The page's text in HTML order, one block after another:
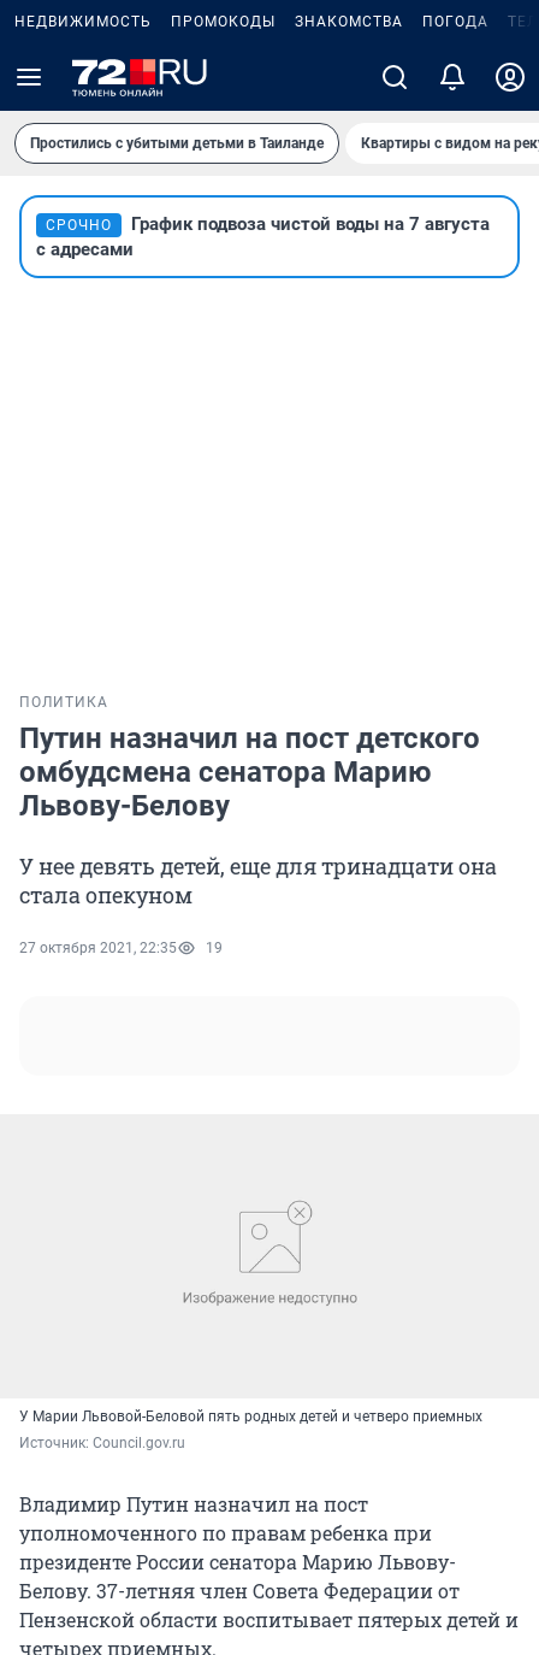
НЕДВИЖИМОСТЬ ПРОМОКОДЫ ЗНАКОМСТВА ПОГОДА
Простились с убитыми детьми в Таиланде Квартиры с видом на
СРОЧНО
График подвоза чистой воды на 7 августа
с адресами
ПОЛИТИКА
Путин назначил на пост детского
омбудсмена сенатора Марию
Львову-Белову
У нее девять детей, еще для тринадцати она
стала опекуном
27 октября 2021, 22:35 19
У Марии Львовой-Беловой пять родных детей и четверо приемных
Источник: Council.gov.ru
Владимир Путин назначил на пост
уполномоченного по правам ребенка при
президенте России сенатора Марию Львову-
Белову. 37-летняя член Совета Федерации от
Пензенской области воспитывает пятерых детей и
четырех приемных.